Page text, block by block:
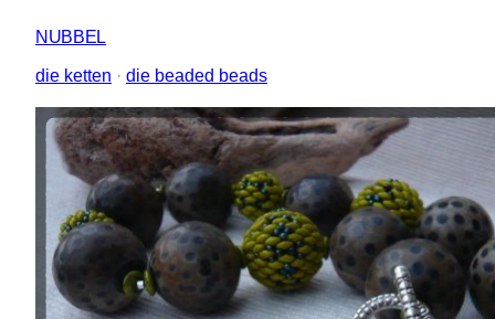
NUBBEL
die ketten · die beaded beads